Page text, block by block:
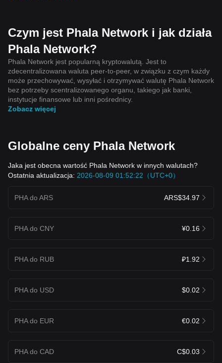
Czym jest Phala Network i jak działa
Phala Network?
Phala Network jest popularną kryptowalutą. Jest to
zdecentralizowana waluta peer-to-peer, w związku z czym każdy
może przechowywać, wysyłać i otrzymywać walutę Phala Network
bez potrzeby scentralizowanego organu, takiego jak banki,
instytucje finansowe lub inni pośrednicy.
Zobacz więcej
Globalne ceny Phala Network
Jaka jest obecna wartość Phala Network w innych walutach?
Ostatnia aktualizacja: 2026-08-09 01:52:22（UTC+0）
PHA do ARS ARS$34.97
PHA do CNY ¥0.16
PHA do RUB ₽1.92
PHA do USD $0.02
PHA do EUR €0.02
PHA do CAD C$0.03